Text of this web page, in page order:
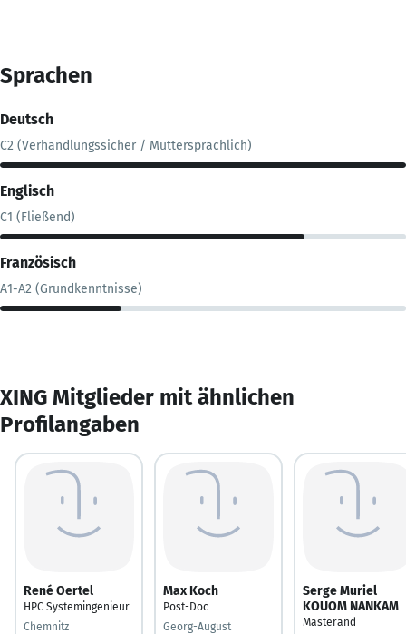
Sprachen
Deutsch
C2 (Verhandlungssicher / Muttersprachlich)
Englisch
C1 (Fließend)
Französisch
A1-A2 (Grundkenntnisse)
XING Mitglieder mit ähnlichen
Profilangaben
René Oertel
HPC Systemingenieur
Chemnitz
Max Koch
Post-Doc
Georg-August
Serge Muriel
KOUOM NANKAM
Masterand